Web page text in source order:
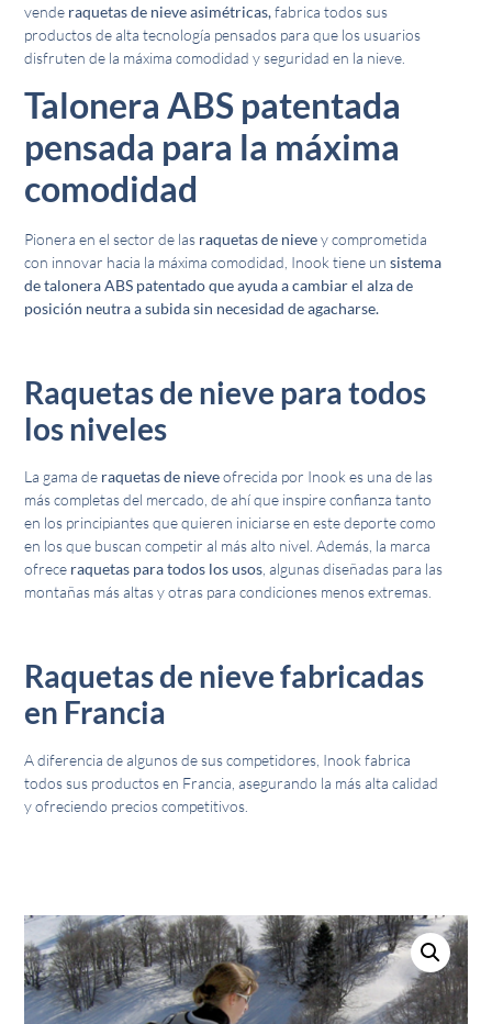
vende raquetas de nieve asimétricas,fabrica todos sus
productos de alta tecnología pensados para que los usuarios
disfruten de la máxima comodidad y seguridad en la nieve.
Talonera ABS patentada
pensada para la máxima
comodidad
Pionera en el sector de las raquetas de nievey comprometida
con innovar hacia la máxima comodidad, Inook tiene unsistema
de talonera ABS patentado que ayuda a cambiar el alza de
posición neutra a subida sin necesidad de agacharse.
Raquetas de nieve para todos
los niveles
La gama de raquetas de nieveofrecida por Inook es una de las
más completas del mercado, de ahí que inspire confianza tanto
en los principiantes que quieren iniciarse en este deporte como
en los que buscan competir al más alto nivel. Además, la marca
ofrece raquetas para todos los usos , algunas diseñadas para las
montañas más altas y otras para condiciones menos extremas.
Raquetas de nieve fabricadas
en Francia
A diferencia de algunos de sus competidores, Inook fabrica
todos sus productos en Francia, asegurando la más alta calidad
y ofreciendo precios competitivos.